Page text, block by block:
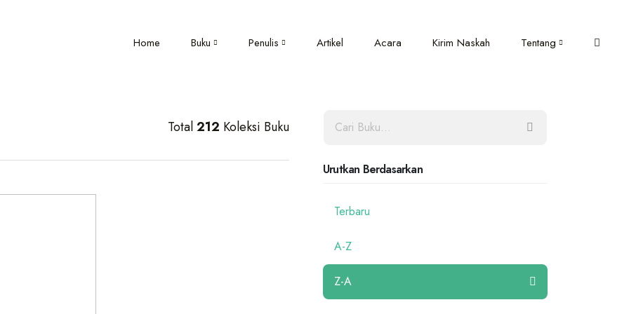
Home Buku Penulis Artikel Acara Kirim Naskah Tentang
Total212 Koleksi Buku
Urutkan Berdasarkan
Terbaru
A-Z
Z-A